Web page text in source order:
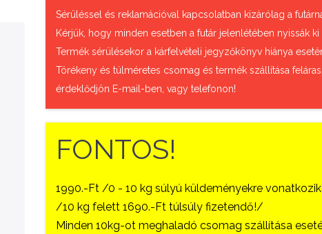
Sérüléssel és reklamációval kapcsolatban kizárólag a
Kérjük, hogy minden esetben a futár jelenlétében nyissák
Termék sérülésekor a kárfelvételi jegyzőkönyv hiánya
Törékeny és túlméretes csomag és termék szállítása
érdeklődjön E-mail-ben, vagy telefonon!
FONTOS!
1990.-Ft /0 - 10 kg súlyú küldeményekre
/10 kg felett 1690.-Ft túlsúly fizetendő!/
Minden 10kg-ot meghaladó csomag szállítása